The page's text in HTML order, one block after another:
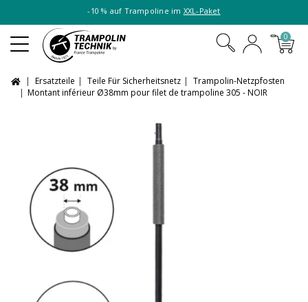
-10 % auf Trampoline imXXL-Paket
0
Ersatzteile Teile Für Sicherheitsnetz
Trampolin-Netzpfosten
Montant inférieur Ø38mm pour filet de trampoline 305 - NOIR